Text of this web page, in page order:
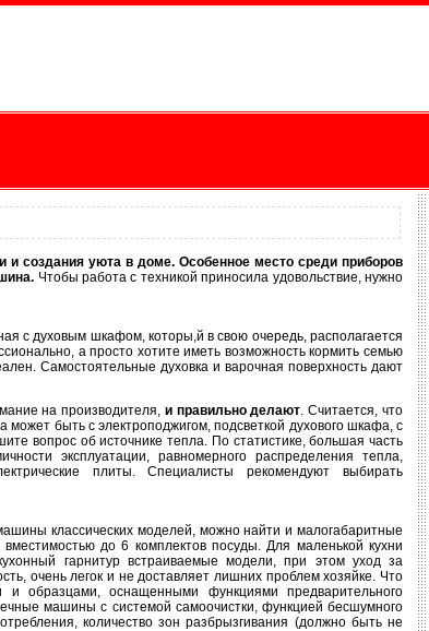
и создания уюта в доме. Особенное место среди приборов
Чтобы работа с техникой приносила удовольствие, нужно
с духовым шкафом, которы,й в свою очередь, располагается
а просто хотите иметь возможность кормить семью
Самостоятельные духовка и варочная поверхность дают
на производителя, и правильно делают. Считается, что
быть с электроподжигом, подсветкой духового шкафа, с
вопрос об источнике тепла. По статистике, большая часть
эксплуатации, равномерного распределения тепла,
плиты. Специалисты рекомендуют выбирать
классических моделей, можно найти и малогабаритные
до 6 комплектов посуды. Для маленькой кухни
гарнитур встраиваемые модели, при этом уход за
очень легок и не доставляет лишних проблем хозяйке. Что
образцами, оснащенными функциями предварительного
машины с системой самоочистки, функцией бесшумного
количество зон разбрызгивания (должно быть не